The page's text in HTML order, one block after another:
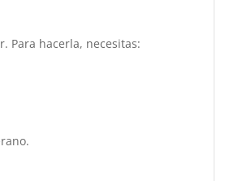
Para hacerla, necesitas: